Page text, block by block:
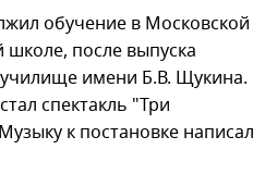
обучение в Московской
школе, после выпуска
училище имени Б.В. Щукина.
спектакль "Три
к постановке написал